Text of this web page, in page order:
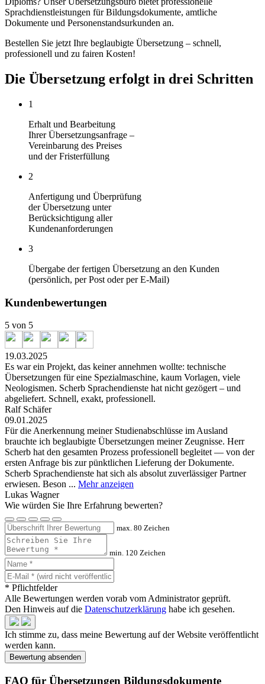
Sprachdienstleistungen für Bildungsdokumente, amtliche
Dokumente und Personenstandsurkunden an.
Bestellen Sie jetzt Ihre beglaubigte Übersetzung – schnell,
professionell und zu fairen Kosten!
Die Übersetzung erfolgt in drei Schritten
1
Erhalt und Bearbeitung
Ihrer Übersetzungsanfrage –
Vereinbarung des Preises
und der Fristerfüllung
2
Anfertigung und Überprüfung
der Übersetzung unter
Berücksichtigung aller
Kundenanforderungen
3
Übergabe der fertigen Übersetzung an den Kunden
(persönlich, per Post oder per E-Mail)
Kundenbewertungen
5 von 5
19.03.2025
Es war ein Projekt, das keiner annehmen wollte: technische
Übersetzungen für eine Spezialmaschine, kaum Vorlagen, viele
Neologismen. Scherb Sprachendienste hat nicht gezögert – und
abgeliefert. Schnell, exakt, professionell.
Ralf Schäfer
09.01.2025
Für die Anerkennung meiner Studienabschlüsse im Ausland
brauchte ich beglaubigte Übersetzungen meiner Zeugnisse. Herr
Scherb hat den gesamten Prozess professionell begleitet — von der
ersten Anfrage bis zur pünktlichen Lieferung der Dokumente.
Scherb Sprachendienste hat sich als absolut zuverlässiger Partner
erwiesen. Beson ... Mehr anzeigen
Lukas Wagner
Wie würden Sie Ihre Erfahrung bewerten?
max. 80 Zeichen
min. 120 Zeichen
* Pflichtfelder
Alle Bewertungen werden vorab vom Administrator geprüft.
Den Hinweis auf die Datenschutzerklärung habe ich gesehen.
Ich stimme zu, dass meine Bewertung auf der Website veröffentlicht
werden kann.
Bewertung absenden
FAQ für Übersetzungen Bildungsdokumente